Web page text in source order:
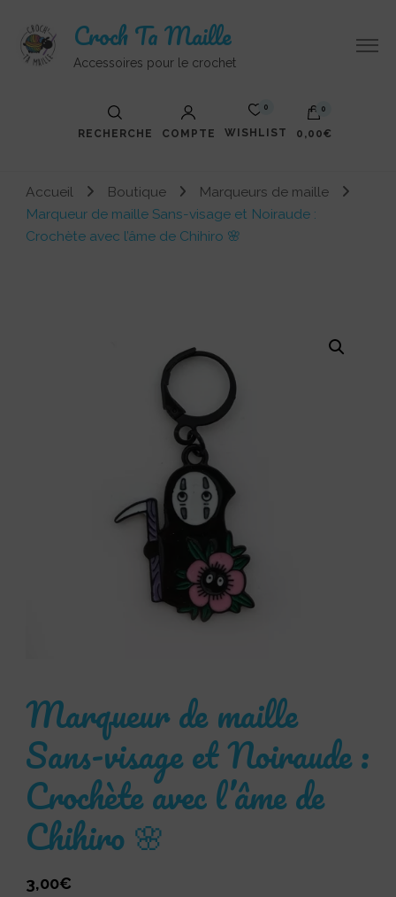
Croch Ta Maille
Accessoires pour le crochet
RECHERCHE COMPTE
0
WISHLIST
0
0,00€
Votre panier est vide.
Accueil Boutique
Marqueurs de maille
Marqueur de maille Sans-visage et Noiraude :
Crochète avec l’âme de Chihiro 🌸
Marqueur de maille
Sans-visage et Noiraude :
Crochète avec l’âme de
Chihiro 🌸
3,00€